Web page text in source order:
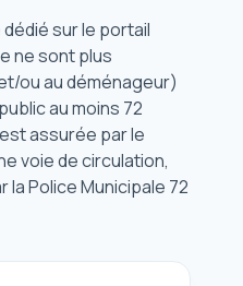
sur le portail
ne sont plus
ou au déménageur)
au moins 72
assurée par le
voie de circulation,
Police Municipale 72